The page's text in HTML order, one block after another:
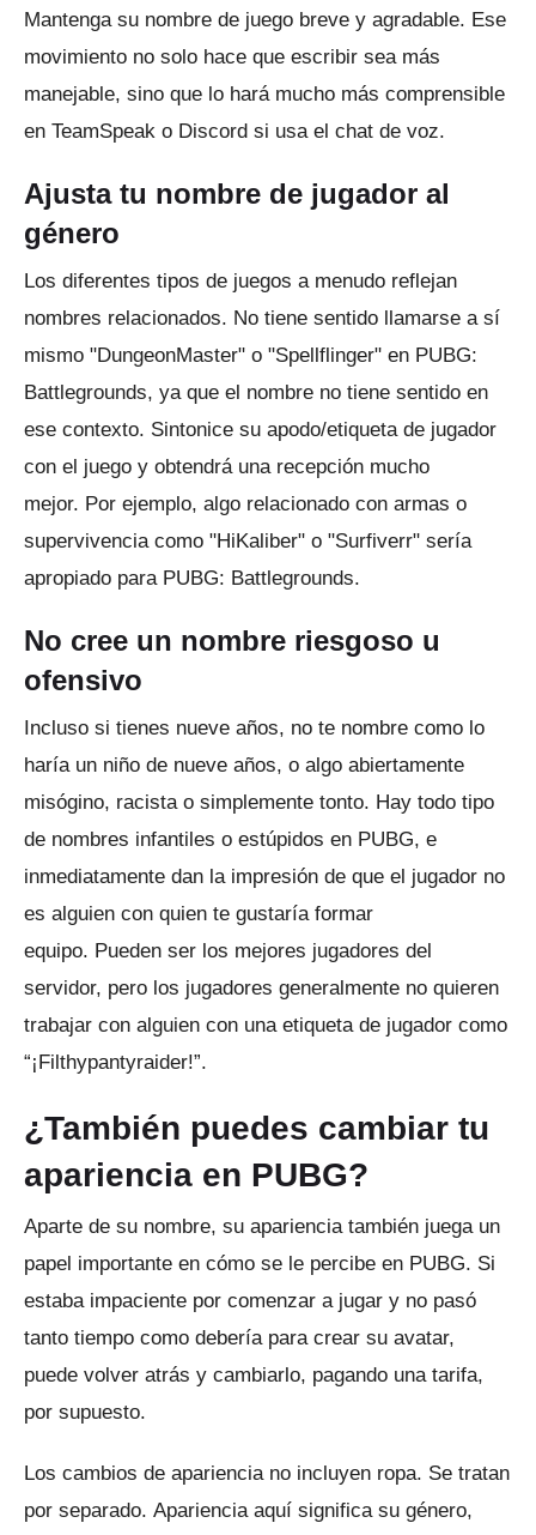
Mantenga su nombre de juego breve y agradable. Ese
movimiento no solo hace que escribir sea más
manejable, sino que lo hará mucho más comprensible
en TeamSpeak o Discord si usa el chat de voz.
Ajusta tu nombre de jugador al
género
Los diferentes tipos de juegos a menudo reflejan
nombres relacionados. No tiene sentido llamarse a sí
mismo "DungeonMaster" o "Spellflinger" en PUBG:
Battlegrounds, ya que el nombre no tiene sentido en
ese contexto. Sintonice su apodo/etiqueta de jugador
con el juego y obtendrá una recepción mucho
mejor. Por ejemplo, algo relacionado con armas o
supervivencia como "HiKaliber" o "Surfiverr" sería
apropiado para PUBG: Battlegrounds.
No cree un nombre riesgoso u
ofensivo
Incluso si tienes nueve años, no te nombre como lo
haría un niño de nueve años, o algo abiertamente
misógino, racista o simplemente tonto. Hay todo tipo
de nombres infantiles o estúpidos en PUBG, e
inmediatamente dan la impresión de que el jugador no
es alguien con quien te gustaría formar
equipo. Pueden ser los mejores jugadores del
servidor, pero los jugadores generalmente no quieren
trabajar con alguien con una etiqueta de jugador como
“¡Filthypantyraider!”.
¿También puedes cambiar tu
apariencia en PUBG?
Aparte de su nombre, su apariencia también juega un
papel importante en cómo se le percibe en PUBG. Si
estaba impaciente por comenzar a jugar y no pasó
tanto tiempo como debería para crear su avatar,
puede volver atrás y cambiarlo, pagando una tarifa,
por supuesto.
Los cambios de apariencia no incluyen ropa. Se tratan
por separado. Apariencia aquí significa su género,